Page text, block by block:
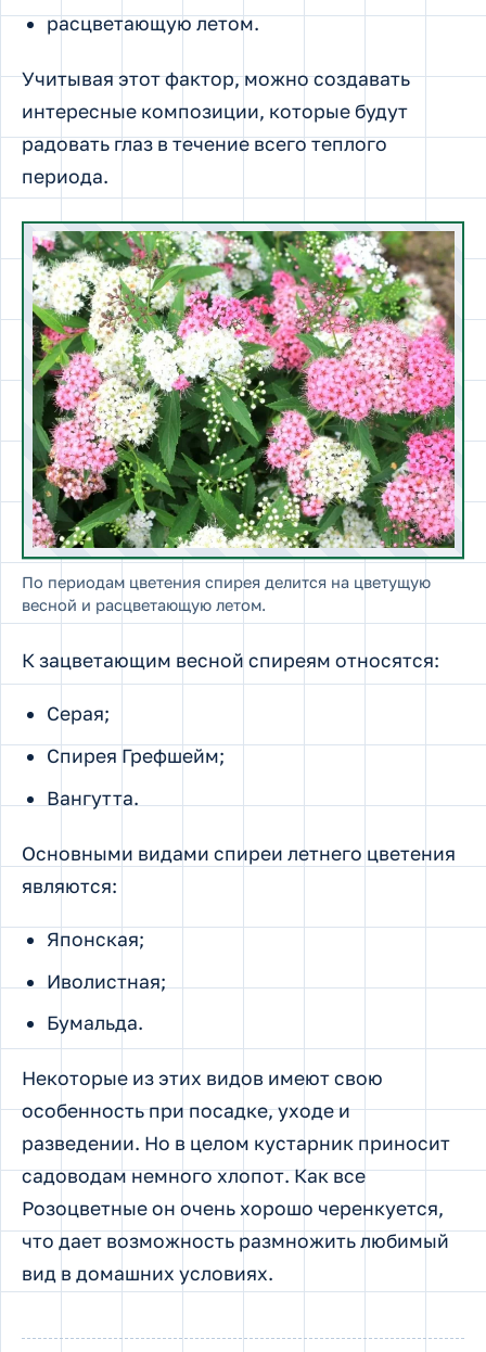
расцветающую летом.
Учитывая этот фактор, можно создавать
интересные композиции, которые будут
радовать глаз в течение всего теплого
периода.
По периодам цветения спирея делится на цветущую
весной и расцветающую летом.
К зацветающим весной спиреям относятся:
Серая;
Спирея Грефшейм;
Вангутта.
Основными видами спиреи летнего цветения
являются:
Японская;
Иволистная;
Бумальда.
Некоторые из этих видов имеют свою
особенность при посадке, уходе и
разведении. Но в целом кустарник приносит
садоводам немного хлопот. Как все
Розоцветные он очень хорошо черенкуется,
что дает возможность размножить любимый
вид в домашних условиях.